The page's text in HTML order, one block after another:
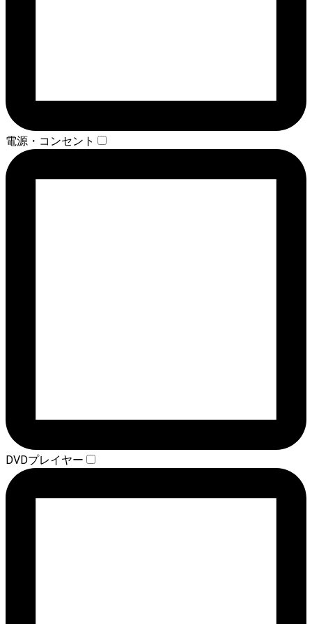
電源・コンセント
DVDプレイヤー